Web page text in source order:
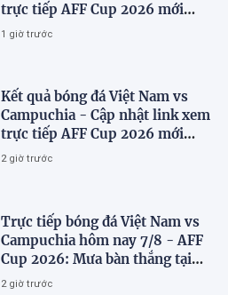
trực tiếp AFF Cup 2026 mới
nhất.
1 giờ trước
Kết quả bóng đá Việt Nam vs
Campuchia - Cập nhật link xem
trực tiếp AFF Cup 2026 mới
nhất
2 giờ trước
Trực tiếp bóng đá Việt Nam vs
Campuchia hôm nay 7/8 - AFF
Cup 2026: Mưa bàn thắng tại
Mỹ Đình?
2 giờ trước